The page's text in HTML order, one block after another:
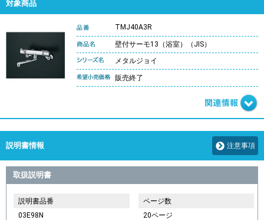
対象商品
TMJ40A3R
壁付サーモ13（浴室）（JIS）
メタルジョイ
販売終了
説明書情報 注意事項
取扱説明書
説明書品番
03E98N
ページ数
20ページ